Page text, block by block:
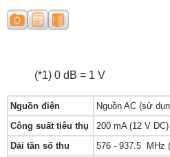
(*1) 0 dB = 1 V
Nguồn điện
Nguồn AC (sử
Công suất tiêu thụ
200 mA (12 V DC)
Dải tần số thu
576 - 937.5 MHz